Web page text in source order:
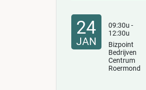
24
JAN
09:30u -
12:30u
Bizpoint
Bedrijven
Centrum
Roermond